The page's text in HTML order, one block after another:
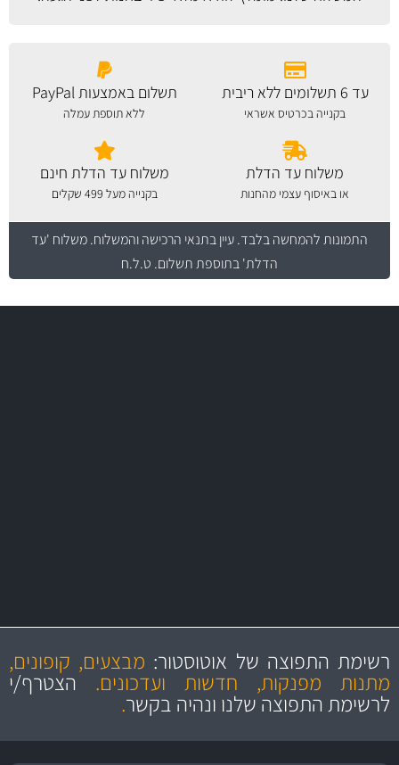
עד 6 תשלומים ללא ריבית
בקנייה בכרטיס אשראי
תשלום באמצעות PayPal
ללא תוספת עמלה
משלוח עד הדלת
או באיסוף עצמי מהחנות
משלוח עד הדלת חינם
בקנייה מעל 499 שקלים
התמונות להמחשה בלבד.עיין בתנאי הרכישה והמשלוח. משלוח 'עד
הדלת' בתוספת תשלום. ט.ל.ח
מקצועיות
ושירות מצויין
מחירים
הוגנים
והיצע מוצרים איכותירשימת התפוצה של אוטוסטור: מבצעים, קופונים,
מתנות מפנקות, חדשות ועדכונים. הצטרף/י
לרשימת התפוצה שלנו ונהיה בקשר.